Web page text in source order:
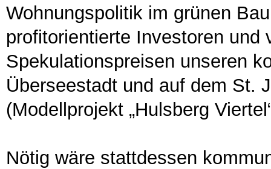
Wohnungspolitik im grünen
profitorientierte Investoren und
Spekulationspreisen unseren
Überseestadt und auf dem St.
(Modellprojekt „Hulsberg
Nötig wäre stattdessen